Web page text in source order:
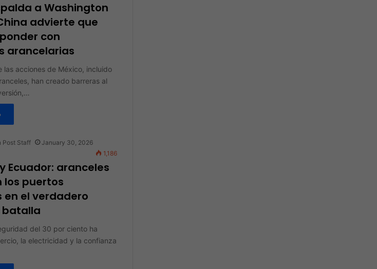
a Washington
advierte que
con
arancelarias
las acciones de México, incluido
han creado barreras al
Post Staff
January 30, 2026
1,186
Ecuador: aranceles
los puertos
en el verdadero
batalla
del 30 por ciento ha
la electricidad y la confianza